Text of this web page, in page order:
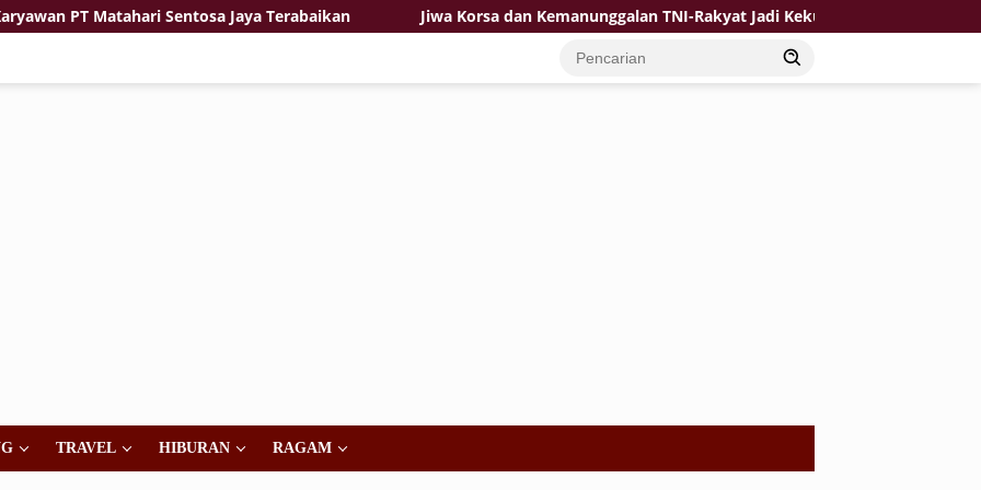
Sentosa Jaya Terabaikan Jiwa Korsa dan Kemanunggalan TNI-Rakyat Jadi Kekuatan TMMD di Desa Bulu Lor
TRAVEL HIBURAN RAGAM